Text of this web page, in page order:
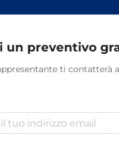
un preventivo
ti contatterà